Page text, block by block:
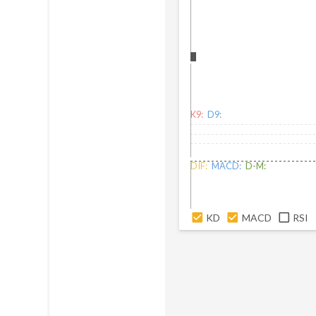
K9: D9:
DIF: MACD: D-M:
KD MACD RSI